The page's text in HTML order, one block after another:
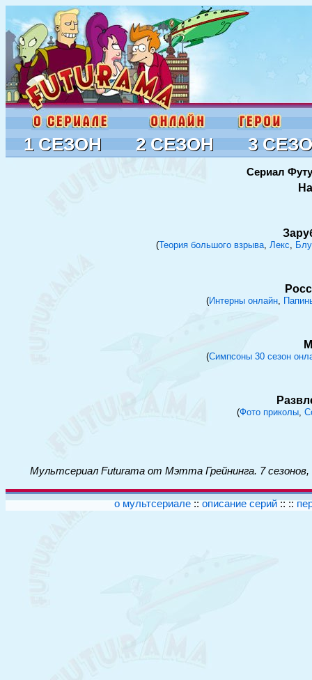
1 СЕЗОН 2 СЕЗОН 3
Сериал
(Теория большого взрыва, Лекс,
(Интерны онлайн,
(Симпсоны 30 сезон
(Фото приколы,
Мультсериал Futurama от Мэтта Грейнинга. 7
о мультсериале::описание серий:: ::